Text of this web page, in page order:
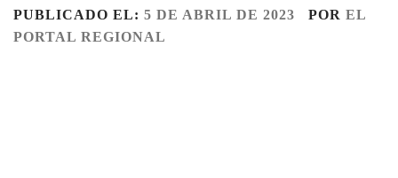
PUBLICADO EL: 5 DE ABRIL DE 2023 POR EL
PORTAL REGIONAL